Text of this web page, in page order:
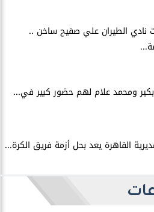
نادي الطيران علي صفيح ساخن ..
ومحمد علام لهم حضور كبير في...
القاهرة يعد بحل أزمة فريق الكرة...